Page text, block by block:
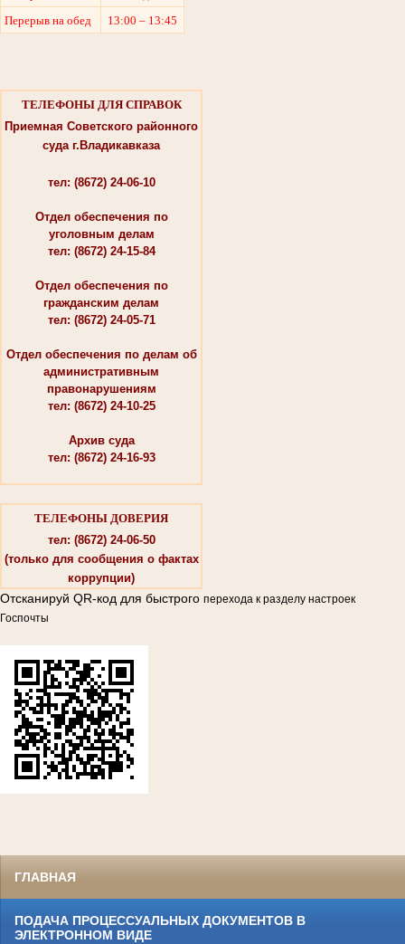
Перерыв на обед
13:00 – 13:45
ТЕЛЕФОНЫ ДЛЯ СПРАВОК
Приемная Советского районного
суда г.Владикавказа
тел: (8672) 24-06-10
Отдел обеспечения по
уголовным делам
тел: (8672) 24-15-84
Отдел обеспечения по
гражданским делам
тел: (8672) 24-05-71
Отдел обеспечения по делам об
административным
правонарушениям
тел: (8672) 24-10-25
Архив суда
тел: (8672) 24-16-93
ТЕЛЕФОНЫ ДОВЕРИЯ
тел: (8672) 24-06-50
(только для сообщения о фактах
коррупции)
Отсканируй QR-код для быстрого перехода к разделу настроек
Госпочты
ГЛАВНАЯ
ПОДАЧА ПРОЦЕССУАЛЬНЫХ ДОКУМЕНТОВ В
ЭЛЕКТРОННОМ ВИДЕ